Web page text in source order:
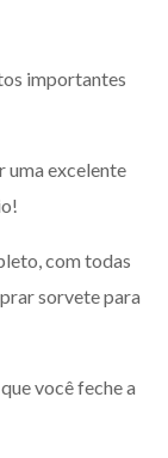
importantes
uma excelente
com todas
sorvete para
você feche a